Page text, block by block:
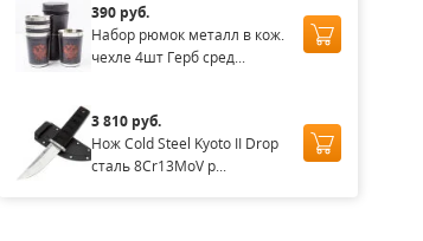
390 руб.
Набор рюмок металл в кож.
чехле 4шт Герб сред...
3 810 руб.
Нож Cold Steel Kyoto II Drop
сталь 8Cr13MoV р...